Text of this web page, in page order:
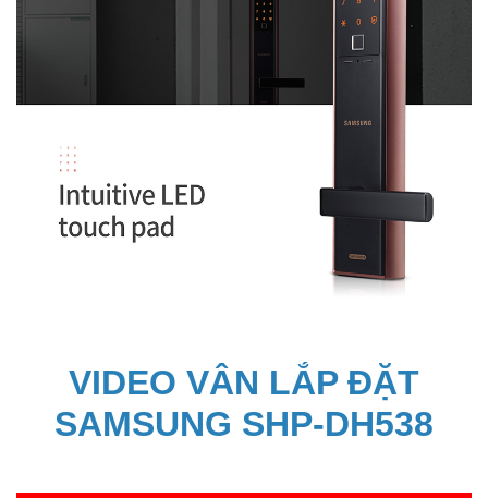
VIDEO VÂN LẮP ĐẶT
SAMSUNG SHP-DH538